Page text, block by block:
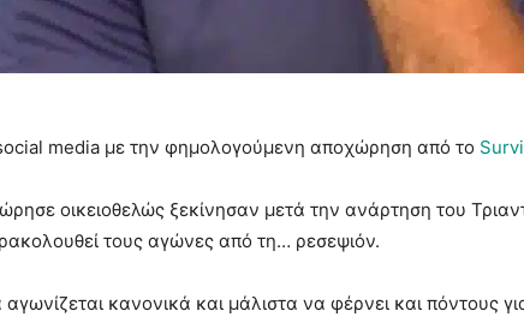
social media με την φημολογούμενη αποχώρηση από το
οικειοθελώς ξεκίνησαν μετά την ανάρτηση του
τους αγώνες από τη… ρεσεψιόν.
κανονικά και μάλιστα να φέρνει και πόντους